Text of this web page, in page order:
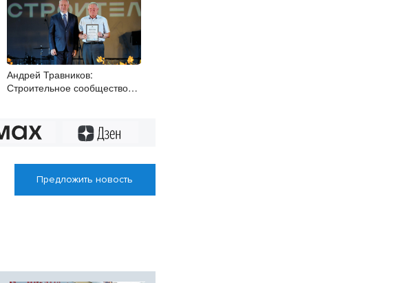
Андрей Травников:
Строительное сообщество
коллектив
Предложить новость